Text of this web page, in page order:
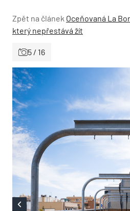
Zpět na článek Oceňovaná La
který nepřestává žít
5 / 16